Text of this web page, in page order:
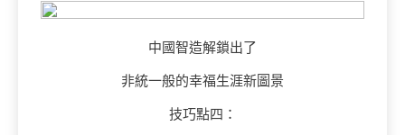
中國智造解鎖出了
非統一般的幸福生涯新圖景
技巧點四：